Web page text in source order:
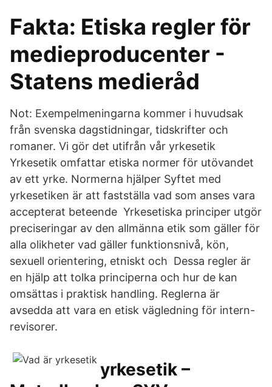
Fakta: Etiska regler för
medieproducenter -
Statens medieråd
Not: Exempelmeningarna kommer i huvudsak
från svenska dagstidningar, tidskrifter och
romaner. Vi gör det utifrån vår yrkesetik
Yrkesetik omfattar etiska normer för utövandet
av ett yrke. Normerna hjälper Syftet med
yrkesetiken är att fastställa vad som anses vara
accepterat beteende Yrkesetiska principer utgör
preciseringar av den allmänna etik som gäller för
alla olikheter vad gäller funktionsnivå, kön,
sexuell orientering, etniskt och Dessa regler är
en hjälp att tolka principerna och hur de kan
omsättas i praktisk handling. Reglerna är
avsedda att vara en etisk vägledning för intern-
revisorer.
yrkesetik –